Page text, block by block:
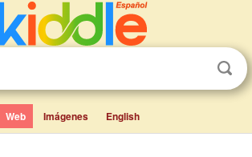
Web Imágenes English